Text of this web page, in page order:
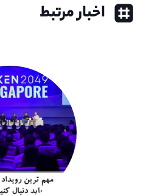
اخبار مرتبط